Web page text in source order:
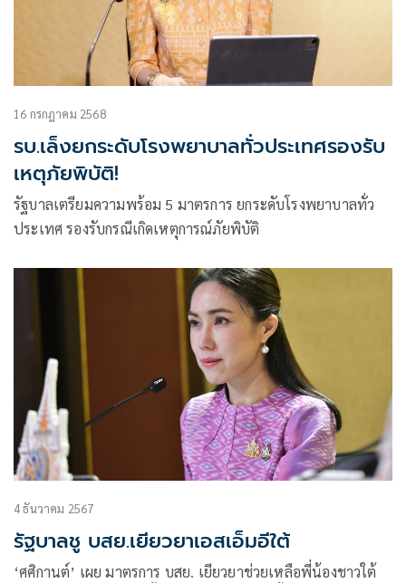
16 กรกฎาคม 2568
รบ.เล็งยกระดับโรงพยาบาลทั่วประเทศรองรับ
เหตุภัยพิบัติ!
รัฐบาลเตรียมความพร้อม 5 มาตรการ ยกระดับโรงพยาบาลทั่ว
ประเทศ รองรับกรณีเกิดเหตุการณ์ภัยพิบัติ
4 ธันวาคม 2567
รัฐบาลชู บสย.เยียวยาเอสเอ็มอีใต้
‘ศศิกานต์’ เผย มาตรการ บสย. เยียวยาช่วยเหลือพี่น้องชาวใต้